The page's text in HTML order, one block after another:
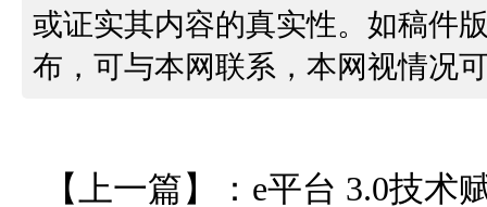
或证实其内容的真实性。如稿件
布，可与本网联系，本网视情况
【上一篇】： e平台 3.0技术